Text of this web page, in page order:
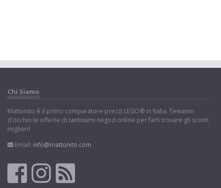
Chi Siamo
Mattonito è il primo comparatore prezzi LEGO® in Italia. Teniamo
d'occhio le offerte di tantissimi negozi online per farti trovare gli sconti
migliori!
Email: info@mattonito.com